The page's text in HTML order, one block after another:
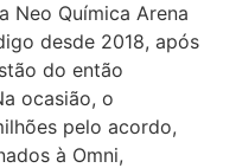
Neo Química Arena
desde 2018, após
do então
ocasião, o
pelo acordo,
à Omni,